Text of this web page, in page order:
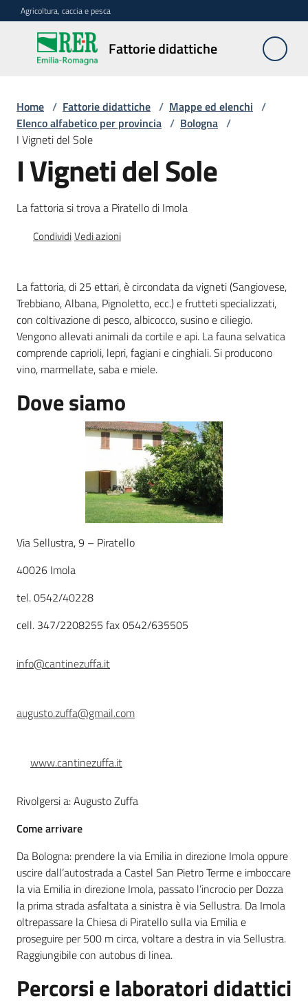
Vai al contenuto
Vai alla navigazione
Vai al footer
Agricoltura, caccia e pesca
Fattorie didattiche
Fattorie
didattiche
Trova
sulla
Menu selezionato
Requisiti
necessari
Corsi
Agricoltura
in
Agricoltura,
caccia e
pesca
Argomenti
Novità
Piani programmi
Home / Fattorie didattiche / Mappe ed elenchi /
Elenco alfabetico per provincia / Bologna /
I Vigneti del Sole
I Vigneti del Sole
La fattoria si trova a Piratello di Imola
CondividiVedi azioni
La fattoria, di 25 ettari, è circondata da vigneti (Sangiovese,
Trebbiano, Albana, Pignoletto, ecc.) e frutteti specializzati,
con coltivazione di pesco, albicocco, susino e ciliegio.
Vengono allevati animali da cortile e api. La fauna selvatica
comprende caprioli, lepri, fagiani e cinghiali. Si producono
vino, marmellate, saba e miele.
Dove siamo
Via Sellustra, 9 – Piratello
40026 Imola
tel. 0542/40228
cell. 347/2208255 fax 0542/635505
info@cantinezuffa.it
augusto.zuffa@gmail.com
www.cantinezuffa.it
Rivolgersi a: Augusto Zuffa
Come arrivare
Da Bologna: prendere la via Emilia in direzione Imola oppure
uscire dall’autostrada a Castel San Pietro Terme e imboccare
la via Emilia in direzione Imola, passato l’incrocio per Dozza
la prima strada asfaltata a sinistra è via Sellustra. Da Imola
oltrepassare la Chiesa di Piratello sulla via Emilia e
proseguire per 500 m circa, voltare a destra in via Sellustra.
Raggiungibile con autobus di linea.
Percorsi e laboratori didattici